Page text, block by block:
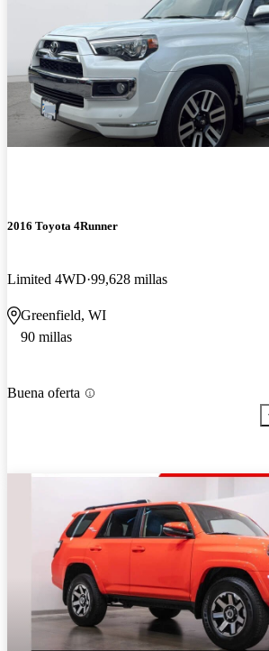
2016 Toyota 4Runner
Limited 4WD 99,628 millas
Greenfield, WI
90 millas
Buena oferta